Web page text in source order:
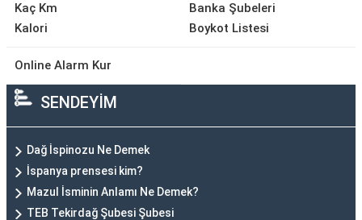
Kaç Km
Kalori
Banka Şubeleri
Boykot Listesi
Online Alarm Kur
SENDEYİM
Dağ İspinozu Ne Demek
İspanya prensesi kim?
Mazul İsminin Anlamı Ne Demek?
TEB Tekirdağ Şubesi Şubesi